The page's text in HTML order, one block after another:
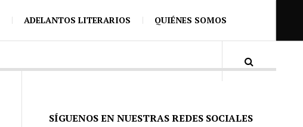
ADELANTOS LITERARIOS QUIÉNES SOMOS
SÍGUENOS EN NUESTRAS REDES SOCIALES